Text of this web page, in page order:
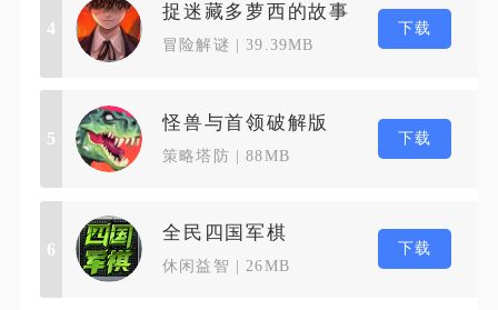
4
捉迷藏多萝西的故事
冒险解谜 | 39.39MB
下载
5
怪兽与首领破解版
策略塔防 | 88MB
下载
6
全民四国军棋
休闲益智 | 26MB
下载